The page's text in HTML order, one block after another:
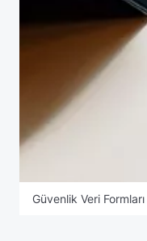
Güvenlik Veri Formları